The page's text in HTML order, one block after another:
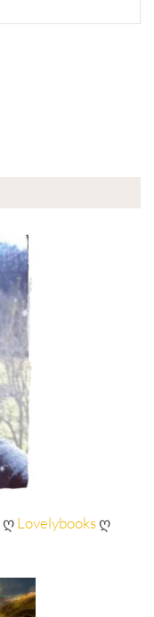
ღLovelybooksღ